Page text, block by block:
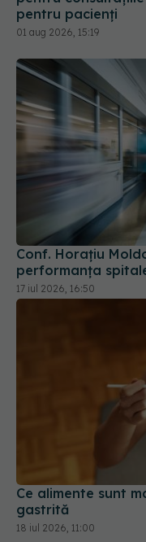
Conf. Horațiu
performanța
17 iul 2026, 16:50
Ce alimente sunt
18 iul 2026, 11:00